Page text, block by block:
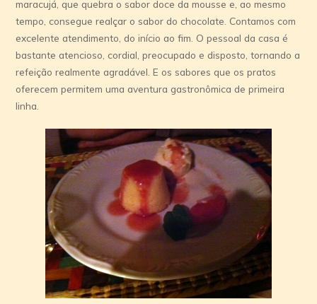
maracujá, que quebra o sabor doce da mousse e, ao mesmo
tempo, consegue realçar o sabor do chocolate. Contamos com
excelente atendimento, do início ao fim. O pessoal da casa é
bastante atencioso, cordial, preocupado e disposto, tornando a
refeição realmente agradável. E os sabores que os pratos
oferecem permitem uma aventura gastronômica de primeira
linha.